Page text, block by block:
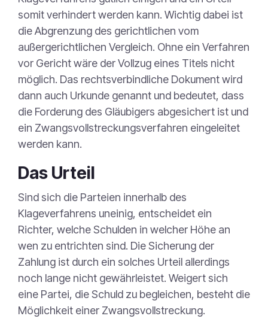
somit verhindert werden kann. Wichtig dabei ist
die Abgrenzung des gerichtlichen vom
außergerichtlichen Vergleich. Ohne ein Verfahren
vor Gericht wäre der Vollzug eines Titels nicht
möglich. Das rechtsverbindliche Dokument wird
dann auch Urkunde genannt und bedeutet, dass
die Forderung des Gläubigers abgesichert ist und
ein Zwangsvollstreckungsverfahren eingeleitet
werden kann.
Das Urteil
Sind sich die Parteien innerhalb des
Klageverfahrens uneinig, entscheidet ein
Richter, welche Schulden in welcher Höhe an
wen zu entrichten sind. Die Sicherung der
Zahlung ist durch ein solches Urteil allerdings
noch lange nicht gewährleistet. Weigert sich
eine Partei, die Schuld zu begleichen, besteht die
Möglichkeit einer Zwangsvollstreckung.